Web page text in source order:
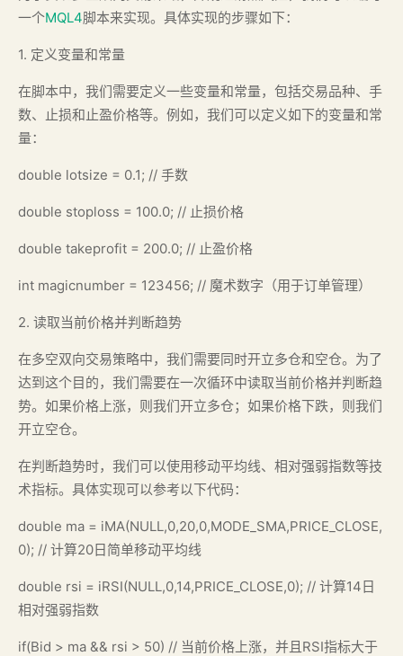
一个MQL4脚本来实现。具体实现的步骤如下：
1. 定义变量和常量
在脚本中，我们需要定义一些变量和常量，包括交易品种、手
数、止损和止盈价格等。例如，我们可以定义如下的变量和常
量：
double lotsize = 0.1; // 手数
double stoploss = 100.0; // 止损价格
double takeprofit = 200.0; // 止盈价格
int magicnumber = 123456; // 魔术数字（用于订单管理）
2. 读取当前价格并判断趋势
在多空双向交易策略中，我们需要同时开立多仓和空仓。为了
达到这个目的，我们需要在一次循环中读取当前价格并判断趋
势。如果价格上涨，则我们开立多仓；如果价格下跌，则我们
开立空仓。
在判断趋势时，我们可以使用移动平均线、相对强弱指数等技
术指标。具体实现可以参考以下代码：
double ma = iMA(NULL,0,20,0,MODE_SMA,PRICE_CLOSE,
0); // 计算20日简单移动平均线
double rsi = iRSI(NULL,0,14,PRICE_CLOSE,0); // 计算14日
相对强弱指数
if(Bid > ma && rsi > 50) // 当前价格上涨，并且RSI指标大于